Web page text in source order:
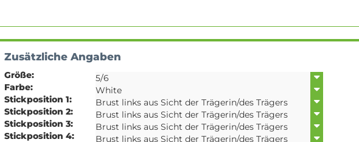
Zusätzliche Angaben
Größe:
Farbe:
Stickposition 1:
Stickposition 2:
Stickposition 3:
Stickposition 4: